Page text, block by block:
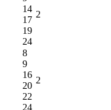
14
17
19
24
2
8
9
16
20
22
24
2